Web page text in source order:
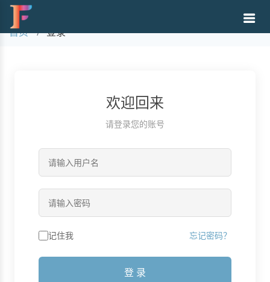
登录
首页 登录
欢迎回来
请登录您的账号
记住我 忘记密码？